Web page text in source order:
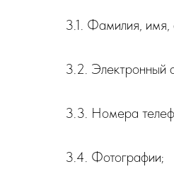
3.1. Фамилия, имя,
3.2. Электронный
3.3. Номера
3.4. Фотографии;